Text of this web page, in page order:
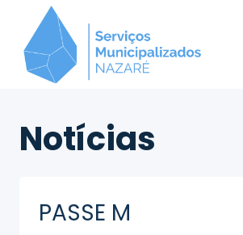
content
Notícias
PASSE M